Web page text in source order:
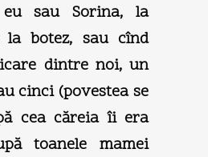
sau Sorina, la
la botez, sau cînd
dintre noi, un
cinci (povestea se
cea căreia îi era
toanele mamei